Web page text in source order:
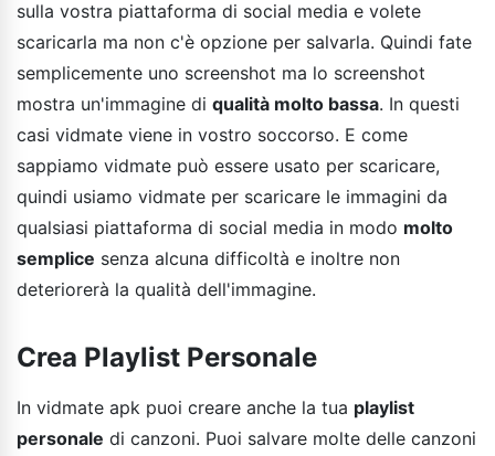
sulla vostra piattaforma di social media e volete
scaricarla ma non c'è opzione per salvarla. Quindi fate
semplicemente uno screenshot ma lo screenshot
mostra un'immagine di qualità molto bassa. In questi
casi vidmate viene in vostro soccorso. E come
sappiamo vidmate può essere usato per scaricare,
quindi usiamo vidmate per scaricare le immagini da
qualsiasi piattaforma di social media in modo molto
semplice senza alcuna difficoltà e inoltre non
deteriorerà la qualità dell'immagine.
Crea Playlist Personale
In vidmate apk puoi creare anche la tua playlist
personale di canzoni. Puoi salvare molte delle canzoni